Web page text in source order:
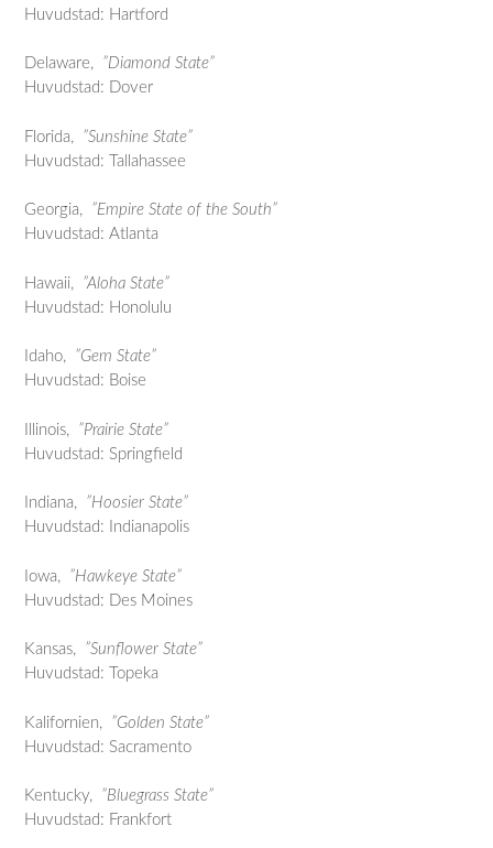
Huvudstad: Hartford
Delaware, ”Diamond State”
Huvudstad: Dover
Florida, ”Sunshine State”
Huvudstad: Tallahassee
Georgia, ”Empire State of the South”
Huvudstad: Atlanta
Hawaii, ”Aloha State”
Huvudstad: Honolulu
Idaho, ”Gem State”
Huvudstad: Boise
Illinois,
”Prairie State”
Huvudstad: Springfield
Indiana, ”Hoosier State”
Huvudstad: Indianapolis
Iowa,
”Hawkeye State”
Huvudstad: Des Moines
Kansas, ”Sunflower State”
Huvudstad: Topeka
Kalifornien, ”Golden State”
Huvudstad: Sacramento
Kentucky, ”Bluegrass State”
Huvudstad: Frankfort